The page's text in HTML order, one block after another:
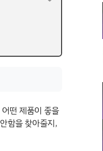
떤 제품이 좋을
함을 찾아줄지,